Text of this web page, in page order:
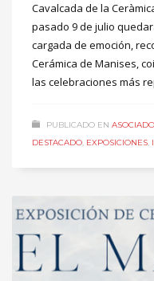
Cavalcada de la
pasado 9 de julio
cargada de emoción,
Cerámica de Manises,
las celebraciones más
PUBLICADO EN
DESTACADO, EXPOSICIONES,